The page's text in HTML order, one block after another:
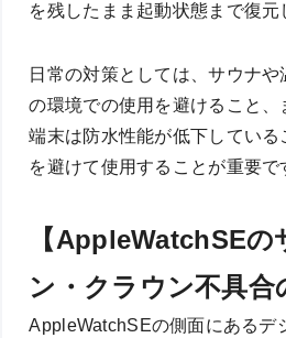
を残したまま起動状態まで復元
日常の対策としては、サウナ
の環境での使用を避けること、
端末は防水性能が低下している
を避けて使用することが重要で
【AppleWatchSEの
ン・クラウン不具合
AppleWatchSEの側面にあるデ